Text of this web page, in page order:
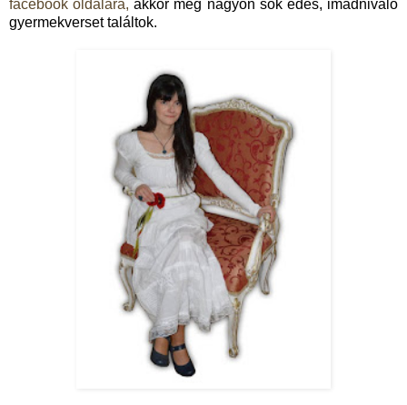
facebook oldalára, akkor még nagyon sok édes, imádnivaló
gyermekverset találtok.